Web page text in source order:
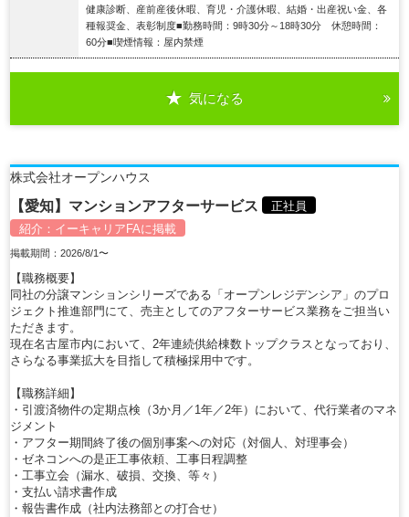
健康診断、産前産後休暇、育児・介護休暇、結婚・出産祝い金、各
種報奨金、表彰制度■勤務時間：9時30分～18時30分 休憩時間：
60分■喫煙情報：屋内禁煙
気になる
株式会社オープンハウス
【愛知】マンションアフターサービス
正社員
紹介： イーキャリアFAに掲載
掲載期間：2026/8/1〜
【職務概要】
同社の分譲マンションシリーズである「オープンレジデンシア」のプロ
ジェクト推進部門にて、売主としてのアフターサービス業務をご担当い
ただきます。
現在名古屋市内において、2年連続供給棟数トップクラスとなっており、
さらなる事業拡大を目指して積極採用中です。
【職務詳細】
・引渡済物件の定期点検（3か月／1年／2年）において、代行業者のマネ
ジメント
・アフター期間終了後の個別事案への対応（対個人、対理事会）
・ゼネコンへの是正工事依頼、工事日程調整
・工事立会（漏水、破損、交換、等々）
・支払い請求書作成
・報告書作成（社内法務部との打合せ）